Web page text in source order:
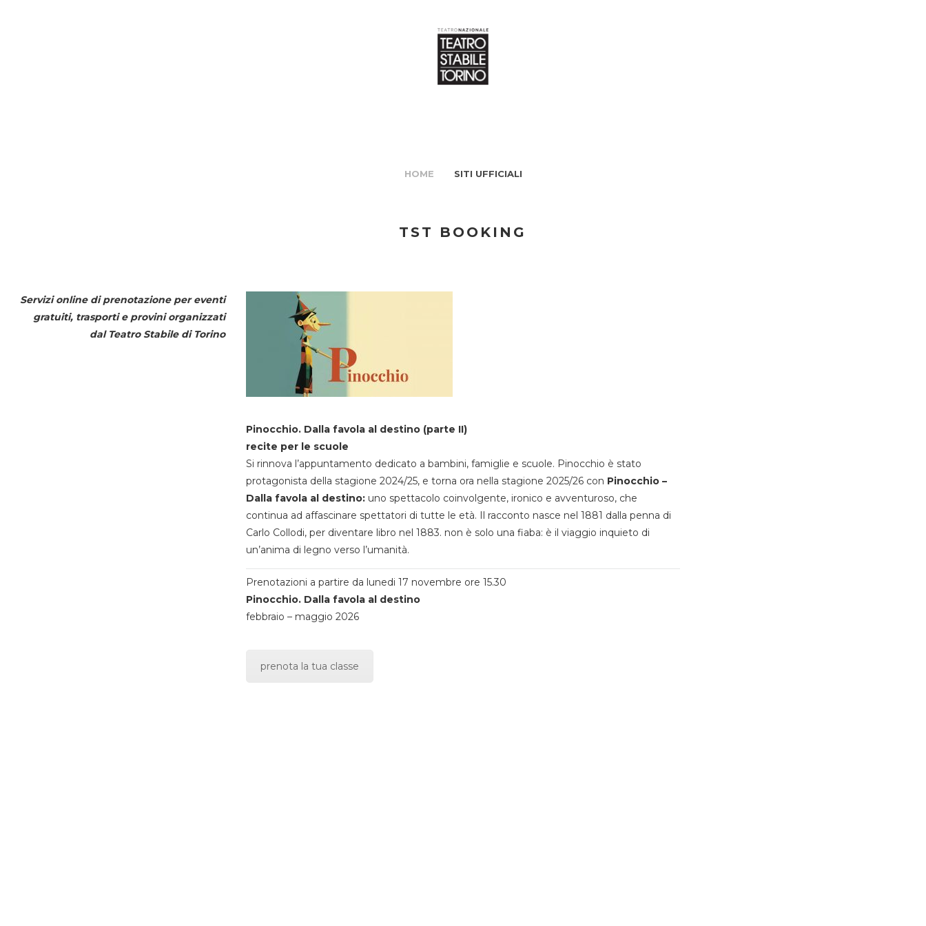
HOME SITI UFFICIALI
TST BOOKING
Servizi online di prenotazione per eventi
gratuiti, trasporti e provini organizzati
dal Teatro Stabile di Torino
Pinocchio. Dalla favola al destino (parte II)
recite per le scuole
Si rinnova l’appuntamento dedicato a bambini, famiglie e scuole. Pinocchio è stato
protagonista della stagione 2024/25, e torna ora nella stagione 2025/26 con Pinocchio –
Dalla favola al destino:uno spettacolo coinvolgente, ironico e avventuroso, che
continua ad affascinare spettatori di tutte le età. Il racconto nasce nel 1881 dalla penna di
Carlo Collodi, per diventare libro nel 1883. non è solo una fiaba: è il viaggio inquieto di
un’anima di legno verso l’umanità.
Prenotazioni a partire da lunedi 17 novembre ore 15.30
Pinocchio. Dalla favola al destino
febbraio – maggio 2026
prenota la tua classe